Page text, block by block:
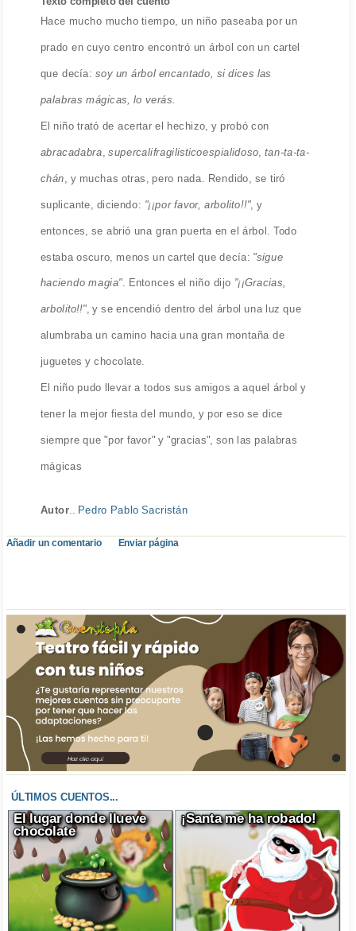
Hace mucho mucho tiempo, un niño paseaba por un
prado en cuyo centro encontró un árbol con un cartel
que decía: soy un árbol encantado, si dices las
palabras mágicas, lo verás.
El niño trató de acertar el hechizo, y probó con
abracadabra ,supercalifragilisticoespialidoso ,tan-ta-ta-
chán , y muchas otras, pero nada. Rendido, se tiró
suplicante, diciendo: "¡¡por favor, arbolito!!", y
entonces, se abrió una gran puerta en el árbol. Todo
estaba oscuro, menos un cartel que decía: "sigue
haciendo magia". Entonces el niño dijo "¡¡Gracias,
arbolito!!", y se encendió dentro del árbol una luz que
alumbraba un camino hacia una gran montaña de
juguetes y chocolate.
El niño pudo llevar a todos sus amigos a aquel árbol y
tener la mejor fiesta del mundo, y por eso se dice
siempre que "por favor" y "gracias", son las palabras
mágicas
Autor.. Pedro Pablo Sacristán
Añadir un comentario Enviar página
ÚLTIMOS CUENTOS...
El lugar donde llueve
chocolate
¡Santa me ha robado!